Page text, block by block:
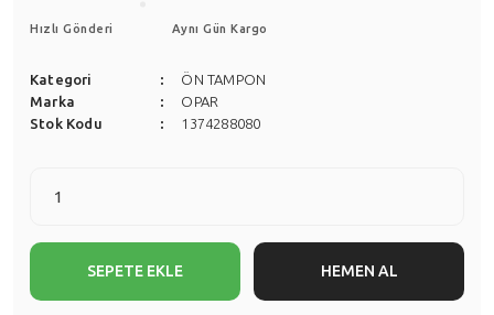
Hızlı Gönderi Aynı Gün Kargo
Kategori
ÖN TAMPON
Marka
OPAR
Stok Kodu
1374288080
SEPETE EKLE HEMEN AL